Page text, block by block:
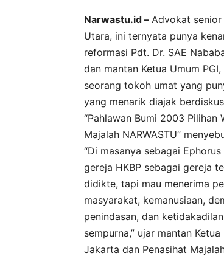
Narwastu.id – Advokat senior
Utara, ini ternyata punya
reformasi Pdt. Dr. SAE
dan mantan Ketua Umum
seorang tokoh umat yang
yang menarik diajak
“Pahlawan Bumi 2003 Pilihan
Majalah NARWASTU”
“Di masanya sebagai
gereja HKBP sebagai gereja
didikte, tapi mau menerima
masyarakat, kemanusiaan,
penindasan, dan
sempurna,” ujar mantan
Jakarta dan Penasihat